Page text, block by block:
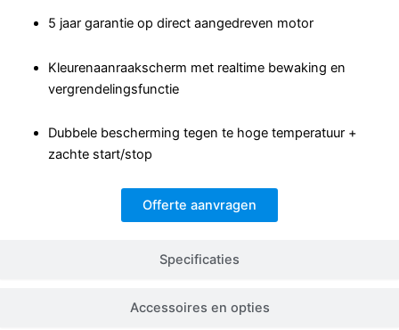
Specificaties
Accessoires en opties
5 jaar garantie op direct aangedreven motor
Kleurenaanraakscherm met realtime bewaking en
vergrendelingsfunctie
Dubbele bescherming tegen te hoge temperatuur +
zachte start/stop
Offerte aanvragen